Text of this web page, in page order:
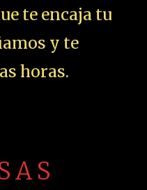
te encaja tu
y te
horas.